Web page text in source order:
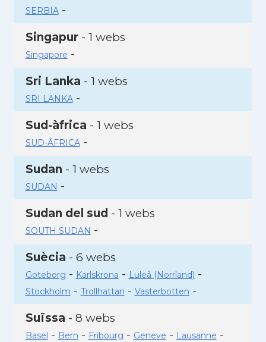
SERBIA-
Singapur- 1 webs
Singapore -
Sri Lanka - 1 webs
SRI LANKA-
Sud-àfrica - 1 webs
SUD-ÂFRICA-
Sudan - 1 webs
SUDAN -
Sudan del sud - 1 webs
SOUTH SUDAN -
Suècia - 6 webs
Goteborg - Karlskrona - Luleå (Norrland) -
Stockholm - Trollhattan - Vasterbotten -
Suïssa - 8 webs
Basel - Bern - Fribourg - Geneve - Lausanne -